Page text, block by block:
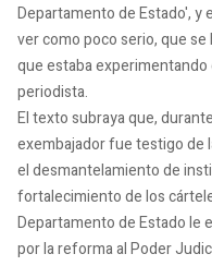
Departamento de Estado', y
ver como poco serio, que
que estaba
periodista.
El texto subraya que,
exembajador fue testigo de
el desmantelamiento de
fortalecimiento de los
Departamento de Estado le
por la reforma al Poder